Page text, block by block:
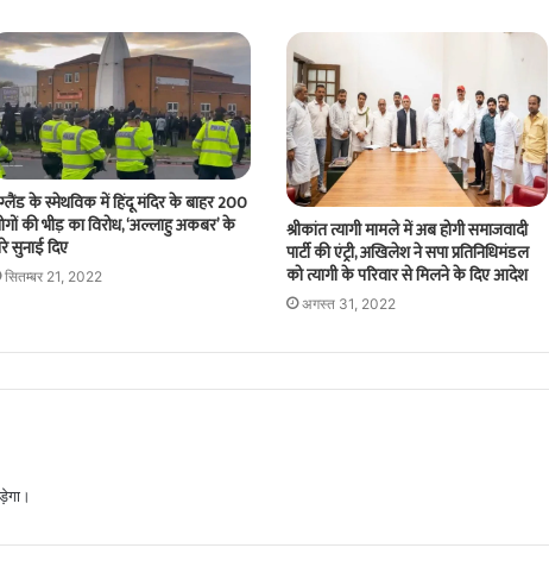
के स्मेथविक में हिंदू मंदिर के बाहर 200
की भीड़ का विरोध, ‘अल्लाहु अकबर’ के
सुनाई दिए
सितम्बर 21, 2022
श्रीकांत त्यागी मामले में अब होगी समाजवादी
पार्टी की एंट्री, अखिलेश ने सपा प्रतिनिधिमंडल
को त्यागी के परिवार से मिलने के दिए आदेश
अगस्त 31, 2022